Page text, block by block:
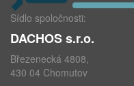
Sídlo spoločnosti:
DACHOS s.r.o.
Březenecká 4808,
430 04 Chomutov